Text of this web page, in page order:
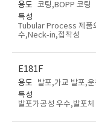
용도 코팅,BOPP 코팅
특성
Tubular Process 제품
수,Neck-in,접착성
E181F
용도
발포,가교 발포,
특성
발포가공성 우수,발포